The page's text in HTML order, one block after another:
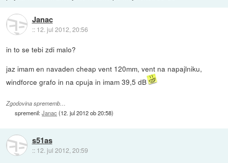
Janac
:: 12. jul 2012, 20:56
in to se tebi zdi malo?
jaz imam en navaden cheap vent 120mm, vent na napajlniku,
windforce grafo in na cpuja in imam 39,5 dB
Zgodovina sprememb…
spremenil:Janac (12. jul 2012 ob 20:58)
s51as
:: 12. jul 2012, 20:59